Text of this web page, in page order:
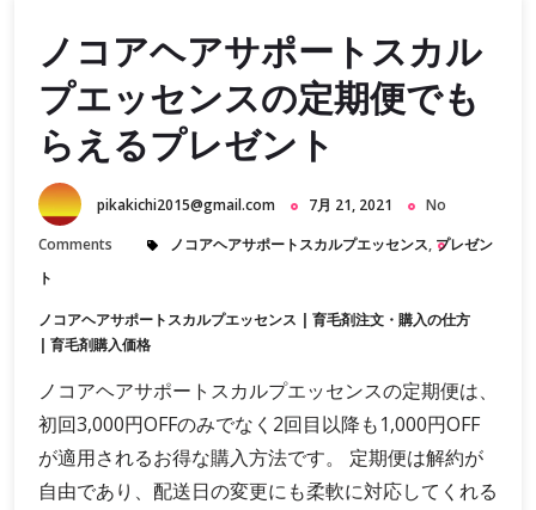
ノコアヘアサポートスカル
プエッセンスの定期便でも
らえるプレゼント
pikakichi2015@gmail.com 7月 21, 2021
No
Comments
ノコアヘアサポートスカルプエッセンス, プレゼン
ト
ノコアヘアサポートスカルプエッセンス | 育毛剤注文・購入の仕方
| 育毛剤購入価格
ノコアヘアサポートスカルプエッセンスの定期便は、
初回3,000円OFFのみでなく2回目以降も1,000円OFF
が適用されるお得な購入方法です。 定期便は解約が
自由であり、配送日の変更にも柔軟に対応してくれる